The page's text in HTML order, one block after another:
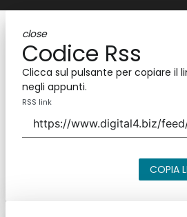
close
Codice Rss
Clicca sul pulsante per copiare il
negli appunti.
RSS link
COPIA